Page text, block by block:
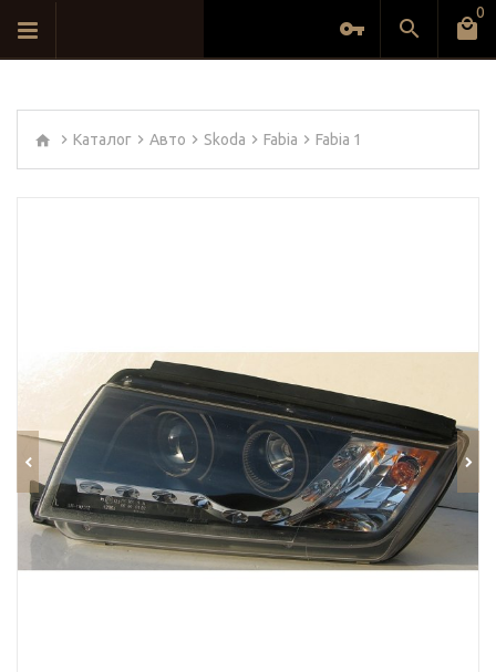
0
Каталог Авто Skoda Fabia Fabia 1